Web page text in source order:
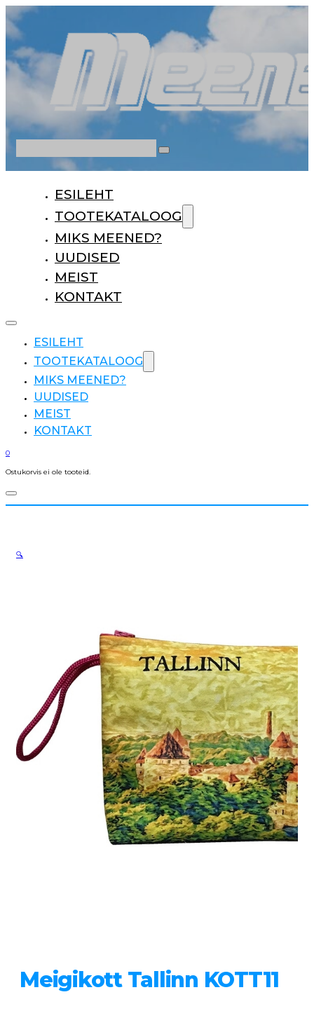
ESILEHT
TOOTEKATALOOG
MIKS MEENED?
UUDISED
MEIST
KONTAKT
ESILEHT
TOOTEKATALOOG
MIKS MEENED?
UUDISED
MEIST
KONTAKT
0
Ostukorvis ei ole tooteid.
Meigikott Tallinn KOTT11
🔍